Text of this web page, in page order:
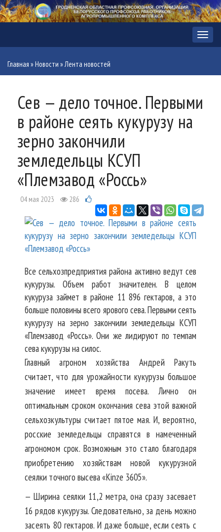
Меню
Главная »Новости »Лента новостей
Сев — дело точное. Первыми
в районе сеять кукурузу на
зерно закончили
земледельцы КСУП
«Племзавод «Россь»
04 мая 2023 286
Все сельхозпредприятия района активно ведут сев
кукурузы. Объем работ значителен. В целом
кукуруза займет в районе 11 896 гектаров, а это
больше половины всего ярового сева. Первыми сеять
кукурузу на зерно закончили земледельцы КСУП
«Племзавод «Россь». Они же лидируют по темпам
сева кукурузы на силос.
Главный агроном хозяйства Андрей Ракуть
считает, что для урожайности кукурузы большое
значение имеет время посева. Лично он
оптимальным сроком окончания сева этой важной
сельхозкультуры считает пятое мая. И, вероятно,
росские земледельцы справятся в намеченный
агрономом срок. Возможным это стало благодаря
приобретению хозяйствам новой кукурузной
сеялки точного высева «Kinze 3605».
— Ширина сеялки 11,2 метра, она сразу засевает
16 рядов кукурузы. Следовательно, за день можно
засеять 80 гектаров. И даже больше, если сеять с